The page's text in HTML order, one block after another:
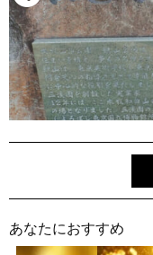
あなたにおすすめ